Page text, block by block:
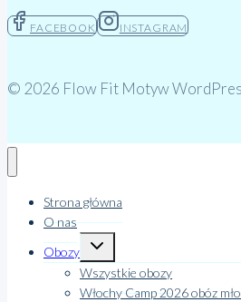
FACEBOOK INSTAGRAM
© 2026 Flow Fit Motyw
Strona główna
O nas
Obozy
Przełącz
menu
podrzędne
Wszystkie obozy
Włochy Camp 2026 obóz